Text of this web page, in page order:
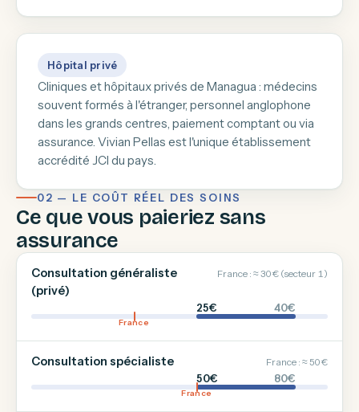
Hôpital privé
Cliniques et hôpitaux privés de Managua : médecins
souvent formés à l'étranger, personnel anglophone
dans les grands centres, paiement comptant ou via
assurance. Vivian Pellas est l'unique établissement
accrédité JCI du pays.
02 — LE COÛT RÉEL DES SOINS
Ce que vous paieriez sans
assurance
Consultation généraliste
(privé)
France : ≈ 30 € (secteur 1)
25€ 40€
France
Consultation spécialiste France : ≈ 50 €
50€ 80€
France